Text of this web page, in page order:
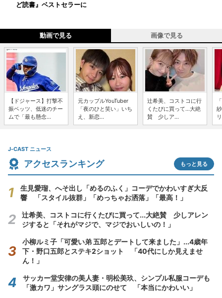
ど読書』ベストセラーに
動画で見る 画像で見る
【ドジャース】打撃不
振ベッツ、低迷のチー
ムで「最も懸念...
元カップルYouTuber
「夜のひと笑い」いち
え、新恋...
辻希美、コストコに行
くたびに買って...大絶
賛 少しア...
J-CAST ニュース
アクセスランキング もっと見る
生見愛瑠、へそ出し「めるのふく」コーデでかわいすぎ大反
響 「スタイル抜群」「めっちゃお洒落」「最高！」
辻希美、コストコに行くたびに買って...大絶賛 少しアレン
ジすると「それがマジで、マジでおいしいの！」
小柳ルミ子「可愛い弟 五郎とデートして来ました」...4歳年
下・野口五郎とステキ2ショット 「40代にしか見えませ
ん！」
サッカー堂安律の美人妻・明松美玖、シンプル私服コーデも
「激カワ」サングラス頭にのせて 「本当にかわいい」